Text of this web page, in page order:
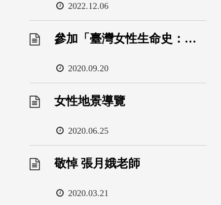
日
期
2022.12.06
參加「臺灣女性生命史：方法與實例探討」論壇
日
期
2020.09.20
女性地景導覽
日
期
2020.06.25
敬悼 張月娥老師
日
2020.03.21